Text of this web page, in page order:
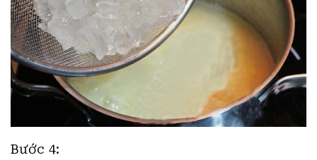
Bước 4: